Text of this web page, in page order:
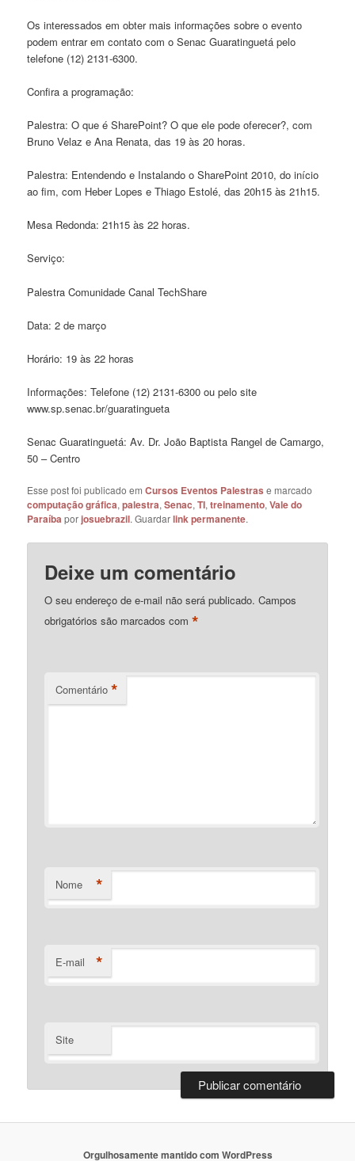
Os interessados em obter mais informações sobre o evento
podem entrar em contato com o Senac Guaratinguetá pelo
telefone (12) 2131-6300.
Confira a programação:
Palestra: O que é SharePoint? O que ele pode oferecer?, com
Bruno Velaz e Ana Renata, das 19 às 20 horas.
Palestra: Entendendo e Instalando o SharePoint 2010, do início
ao fim, com Heber Lopes e Thiago Estolé, das 20h15 às 21h15.
Mesa Redonda: 21h15 às 22 horas.
Serviço:
Palestra Comunidade Canal TechShare
Data: 2 de março
Horário: 19 às 22 horas
Informações: Telefone (12) 2131-6300 ou pelo site
www.sp.senac.br/guaratingueta
Senac Guaratinguetá: Av. Dr. João Baptista Rangel de Camargo,
50 – Centro
Esse post foi publicado emCursos Eventos Palestras e marcado
computação gráfica,palestra,Senac,TI,treinamento,Vale do
Paraíba porjosuebrazil. Guardarlink permanente.
Deixe um comentário
O seu endereço de e-mail não será publicado. Campos
obrigatórios são marcados com*
Comentário *
Nome *
E-mail *
Site
Orgulhosamente mantido com WordPress